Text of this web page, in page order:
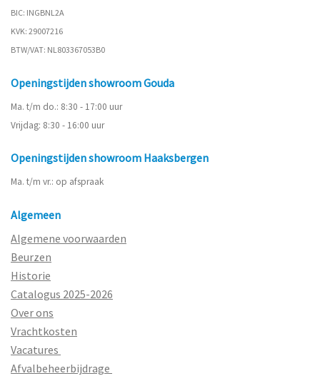
BIC: INGBNL2A
KVK: 29007216
BTW/VAT: NL803367053B0
Openingstijden showroom Gouda
Ma. t/m do.: 8:30 - 17:00 uur
Vrijdag: 8:30 - 16:00 uur
Openingstijden showroom Haaksbergen
Ma. t/m vr.: op afspraak
Algemeen
Algemene voorwaarden
Beurzen
Historie
Catalogus 2025-2026
Over ons
Vrachtkosten
Vacatures
Afvalbeheerbijdrage